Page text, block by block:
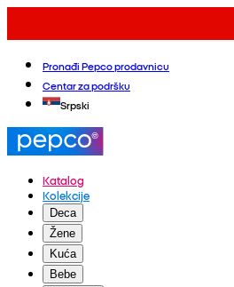
Pronađi Pepco prodavnicu
Centar za podršku
Srpski
Katalog
Kolekcije
Deca
Žene
Kuća
Bebe